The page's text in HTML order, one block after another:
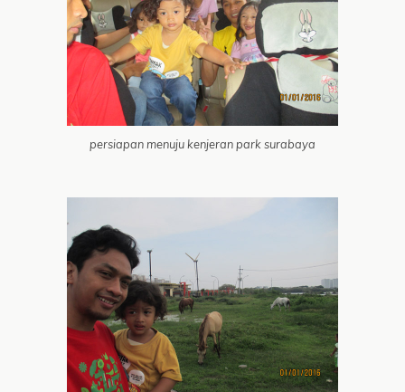
persiapan menuju kenjeran park surabaya